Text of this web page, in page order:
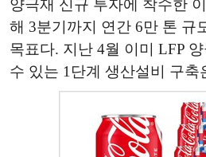
양극재 신규 투자에 착수한
해 3분기까지 연간 6만 톤 규
목표다. 지난 4월 이미 LFP
수 있는 1단계 생산설비 구축